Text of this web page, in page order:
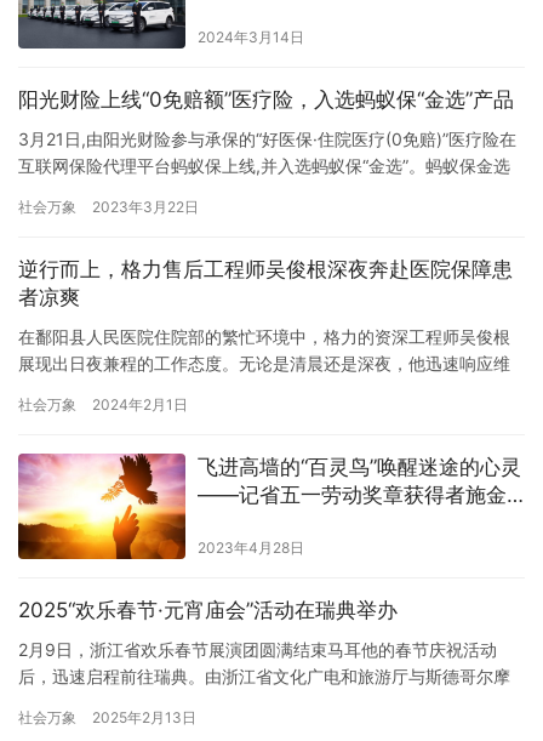
2024年3月14日
阳光财险上线“0免赔额”医疗险，入选蚂蚁保“金选”产品
3月21日,由阳光财险参与承保的“好医保·住院医疗(0免赔)”医疗险在
互联网保险代理平台蚂蚁保上线,并入选蚂蚁保“金选”。蚂蚁保金选
经营五大维度,从平台上筛选出的一批综合竞争力最强的产品。 作为
风险的兜底保障。该产品责任范围内不限医保目录…
社会万象 2023年3月22日
逆行而上，格力售后工程师吴俊根深夜奔赴医院保障患
者凉爽
在鄱阳县人民医院住院部的繁忙环境中，格力的资深工程师吴俊根
展现出日夜兼程的工作态度。无论是清晨还是深夜，他迅速响应维
工作精神为医院提供了稳定的空调维护，确保患者在室内享受凉爽
的中坚力量。无论天寒地冻还是酷暑难耐，只要空调出现故障，吴
师傅总是第…
社会万象 2024年2月1日
飞进高墙的“百灵鸟”唤醒迷途的心灵
——记省五一劳动奖章获得者施金
2023年4月28日
2025“欢乐春节·元宵庙会”活动在瑞典举办
2月9日，浙江省欢乐春节展演团圆满结束马耳他的春节庆祝活动
后，迅速启程前往瑞典。由浙江省文化广电和旅游厅与斯德哥尔摩
活动，在瑞典国王岛国际学校和斯德哥尔摩中国文化中心相继展
社会万象 2025年2月13日